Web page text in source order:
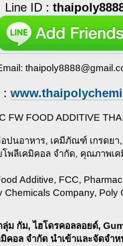
Line ID :
:
FW FOOD ADDITIVE
ปนอาหาร, เคมีภัณฑ์ เกรดยา,
โพลีเคมิคอล จำกัด, คุณภาพ
Additive, FCC,
Chemicals Company, Poly
ลุ่ม กัม, ไฮโดรคอลลอยด์,
คอล จำกัด นำเข้าและจัดจำ